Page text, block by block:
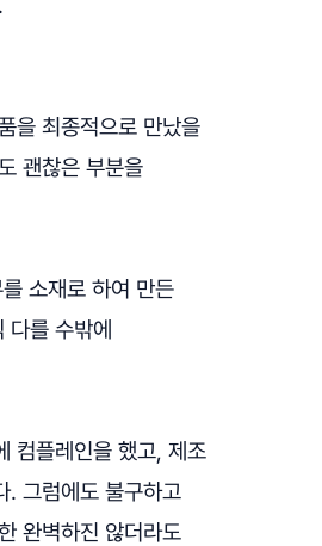
을 최종적으로 만났을
괜찮은 부분을
소재로 하여 만든
를 수밖에
컴플레인을 했고, 제조
. 그럼에도 불구하고
완벽하진 않더라도